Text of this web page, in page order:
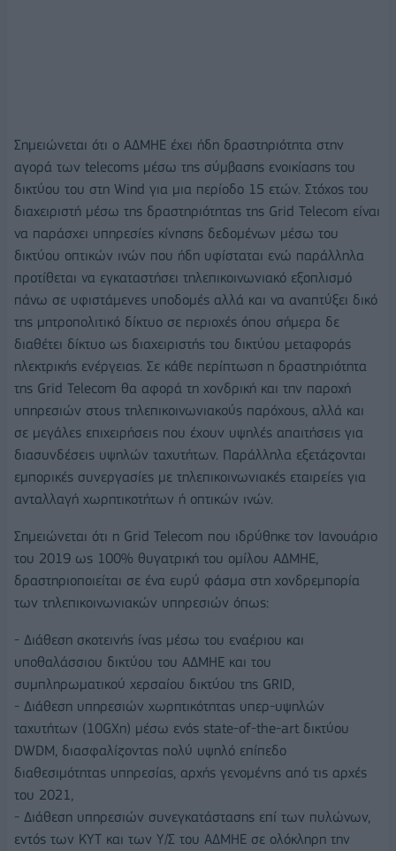
Σημειώνεται ότι ο ΑΔΜΗΕ έχει ήδη δραστηριότητα στην
αγορά των telecoms μέσω της σύμβασης ενοικίασης του
δικτύου του στη Wind για μια περίοδο 15 ετών. Στόχος του
διαχειριστή μέσω της δραστηριότητας της Grid Telecom είναι
να παράσχει υπηρεσίες κίνησης δεδομένων μέσω του
δικτύου οπτικών ινών που ήδη υφίσταται ενώ παράλληλα
προτίθεται να εγκαταστήσει τηλεπικοινωνιακό εξοπλισμό
πάνω σε υφιστάμενες υποδομές αλλά και να αναπτύξει δικό
της μητροπολιτικό δίκτυο σε περιοχές όπου σήμερα δε
διαθέτει δίκτυο ως διαχειριστής του δικτύου μεταφοράς
ηλεκτρικής ενέργειας. Σε κάθε περίπτωση η δραστηριότητα
της Grid Telecom θα αφορά τη χονδρική και την παροχή
υπηρεσιών στους τηλεπικοινωνιακούς παρόχους, αλλά και
σε μεγάλες επιχειρήσεις που έχουν υψηλές απαιτήσεις για
διασυνδέσεις υψηλών ταχυτήτων. Παράλληλα εξετάζονται
εμπορικές συνεργασίες με τηλεπικοινωνιακές εταιρείες για
ανταλλαγή χωρητικοτήτων ή οπτικών ινών.
Σημειώνεται ότι η Grid Telecom που ιδρύθηκε τον Ιανουάριο
του 2019 ως 100% θυγατρική του ομίλου ΑΔΜΗΕ,
δραστηριοποιείται σε ένα ευρύ φάσμα στη χονδρεμπορία
των τηλεπικοινωνιακών υπηρεσιών όπως:
- Διάθεση σκοτεινής ίνας μέσω του εναέριου και
υποθαλάσσιου δικτύου του ΑΔΜΗΕ και του
συμπληρωματικού χερσαίου δικτύου της GRID,
- Διάθεση υπηρεσιών χωρητικότητας υπερ-υψηλών
ταχυτήτων (10GΧn) μέσω ενός state-of-the-art δικτύου
DWDM, διασφαλίζοντας πολύ υψηλό επίπεδο
διαθεσιμότητας υπηρεσίας, αρχής γενομένης από τις αρχές
του 2021,
- Διάθεση υπηρεσιών συνεγκατάστασης επί των πυλώνων,
εντός των ΚΥΤ και των Υ/Σ του ΑΔΜΗΕ σε ολόκληρη την